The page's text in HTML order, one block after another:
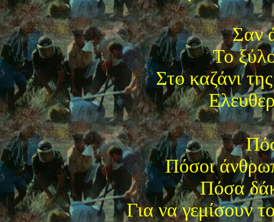
Σαν
Το
Στο καζάνι
Πόσοι
Πόσα
Για να γεμίσουν